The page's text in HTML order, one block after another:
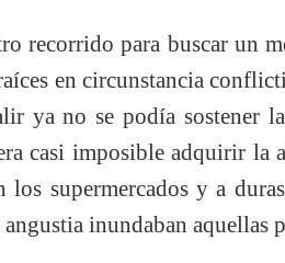
recorrido para buscar un
en circunstancia
ya no se podía sostener
casi imposible adquirir la
los supermercados y a
inundaban aquellas